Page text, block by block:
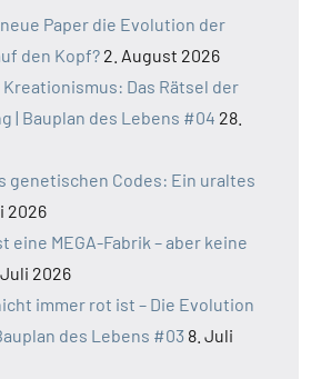
Paper die Evolution der
den Kopf? 2. August 2026
Das Rätsel der
| Bauplan des Lebens #04 28.
genetischen Codes: Ein uraltes
2026
eine MEGA-Fabrik – aber keine
Juli 2026
immer rot ist – Die Evolution
des Lebens #03 8. Juli